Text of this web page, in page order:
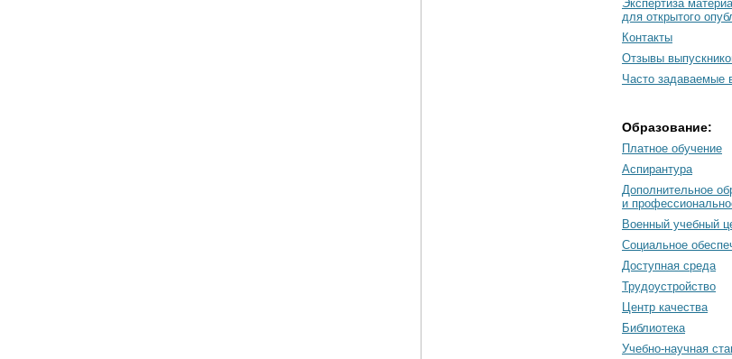
Экспертиза
для открытого
Контакты
Отзывы
Часто задаваемые
Образование:
Платное обучение
Аспирантура
Дополнительное
и
Военный учебный
Социальное
Доступная среда
Трудоустройство
Центр качества
Библиотека
Учебно-научная